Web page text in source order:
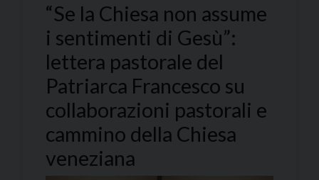
“Se la Chiesa non assume
i sentimenti di Gesù”:
lettera pastorale del
Patriarca Francesco su
collaborazioni pastorali e
cammino della Chiesa
veneziana